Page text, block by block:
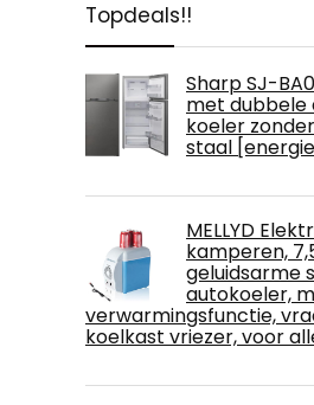
Topdeals!!
Sharp SJ-
met dubbele
koeler
staal
MELLYD
kamperen,
geluidsarme
autokoeler,
verwarmingsfunctie,
koelkast vriezer, voor